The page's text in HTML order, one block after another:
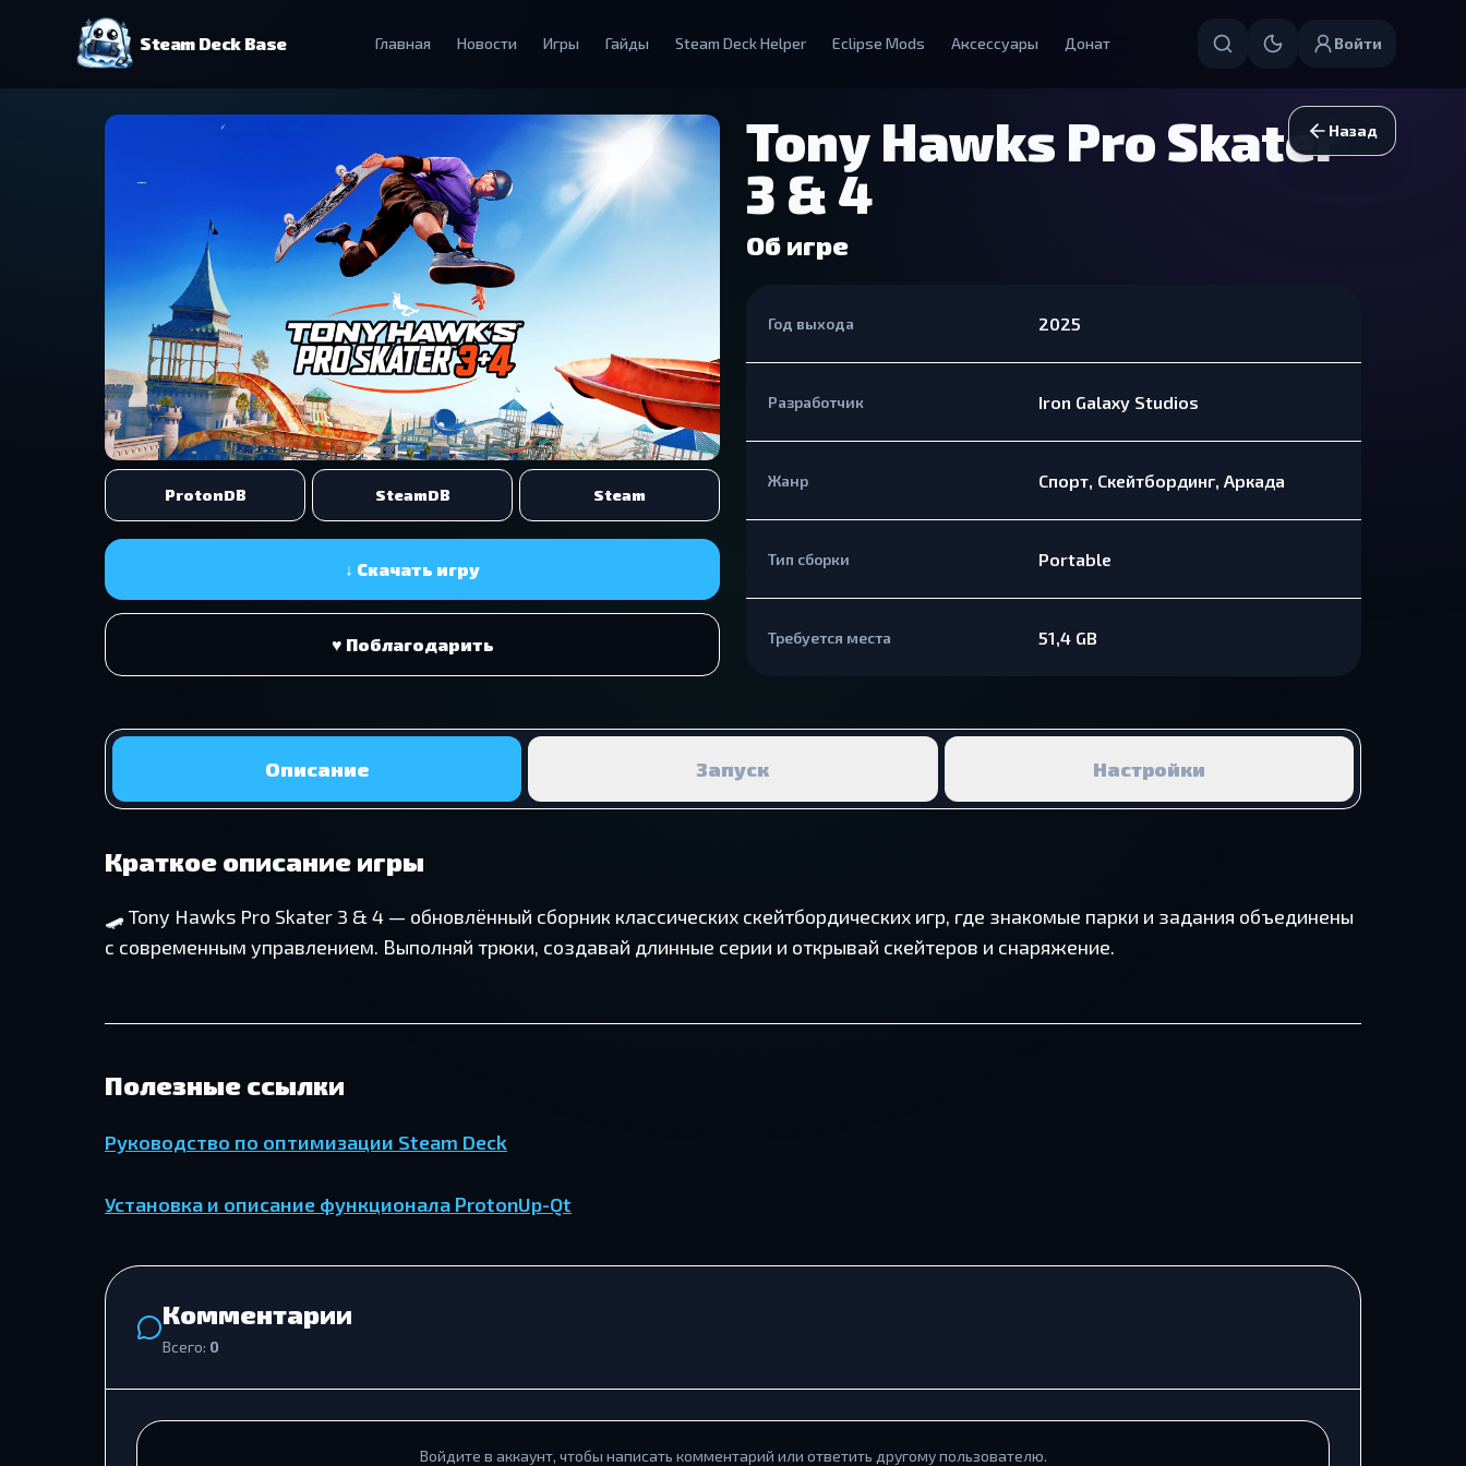
Steam Deck Base Главная Новости Игры Гайды Steam Deck Helper Eclipse Mods Аксессуары Донат Войти
Назад
ProtonDB SteamDB Steam
↓ Скачать игру
♥ Поблагодарить
Tony Hawks Pro Skater
3 & 4
Об игре
Год выхода 2025
Разработчик Iron Galaxy Studios
Жанр Спорт, Скейтбординг, Аркада
Тип сборки Portable
Требуется места 51,4 GB
Описание Запуск Настройки
Краткое описание игры
🛹 Tony Hawks Pro Skater 3 & 4 — обновлённый сборник классических скейтбордических игр, где знакомые парки и задания объединены
с современным управлением. Выполняй трюки, создавай длинные серии и открывай скейтеров и снаряжение.
Полезные ссылки
Руководство по оптимизации Steam Deck
Установка и описание функционала ProtonUp-Qt
Комментарии
Всего: 0
Войдите в аккаунт, чтобы написать комментарий или ответить другому пользователю.